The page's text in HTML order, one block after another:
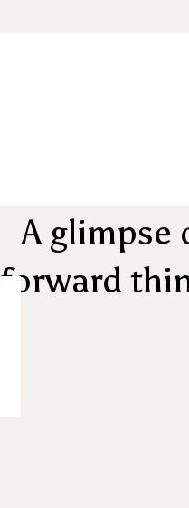
A glimpse
forward